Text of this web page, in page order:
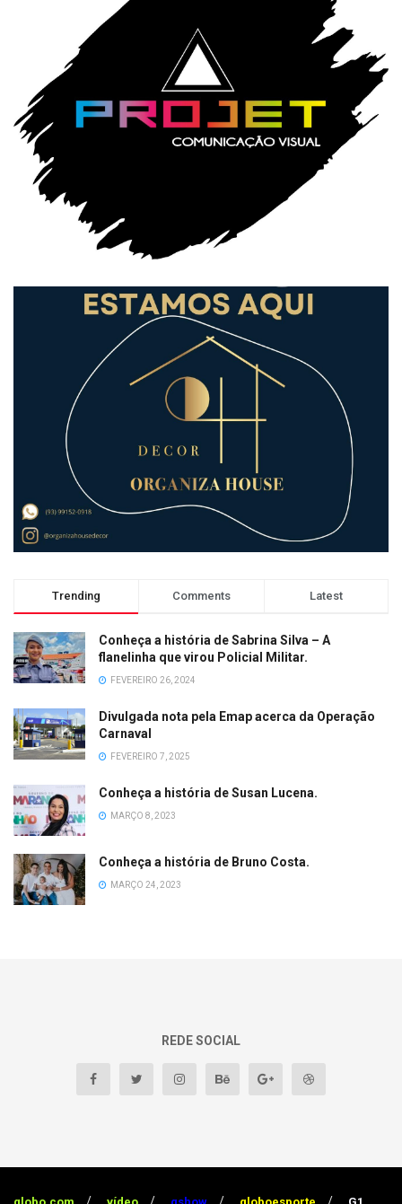
Trending Comments Latest
Conheça a história de Sabrina Silva – A
flanelinha que virou Policial Militar.
FEVEREIRO 26, 2024
Divulgada nota pela Emap acerca da Operação
Carnaval
FEVEREIRO 7, 2025
Conheça a história de Susan Lucena.
MARÇO 8, 2023
Conheça a história de Bruno Costa.
MARÇO 24, 2023
REDE SOCIAL